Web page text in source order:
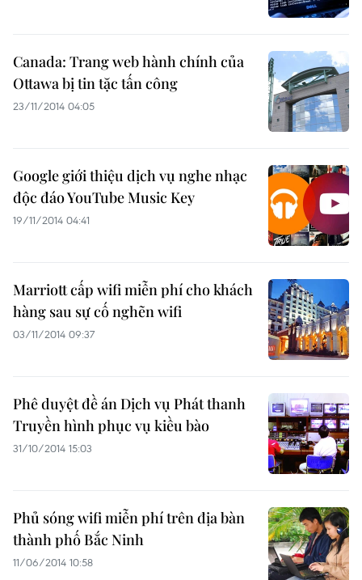
Canada: Trang web hành chính của
Ottawa bị tin tặc tấn công
23/11/2014 04:05
Google giới thiệu dịch vụ nghe nhạc
độc đáo YouTube Music Key
19/11/2014 04:41
Marriott cấp wifi miễn phí cho khách
hàng sau sự cố nghẽn wifi
03/11/2014 09:37
Phê duyệt đề án Dịch vụ Phát thanh
Truyền hình phục vụ kiều bào
31/10/2014 15:03
Phủ sóng wifi miễn phí trên địa bàn
thành phố Bắc Ninh
11/06/2014 10:58